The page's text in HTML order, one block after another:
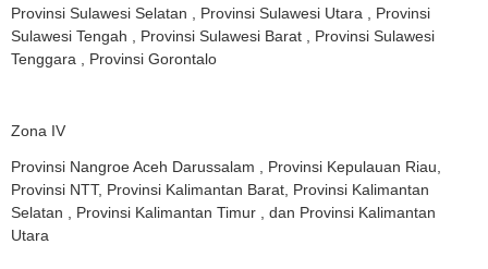
Provinsi Sulawesi Selatan , Provinsi Sulawesi Utara , Provinsi
Sulawesi Tengah , Provinsi Sulawesi Barat , Provinsi Sulawesi
Tenggara , Provinsi Gorontalo
Zona IV
Provinsi Nangroe Aceh Darussalam , Provinsi Kepulauan Riau,
Provinsi NTT, Provinsi Kalimantan Barat, Provinsi Kalimantan
Selatan , Provinsi Kalimantan Timur , dan Provinsi Kalimantan
Utara